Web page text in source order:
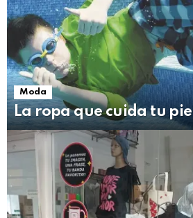
Moda
La ropa que cuida tu piel